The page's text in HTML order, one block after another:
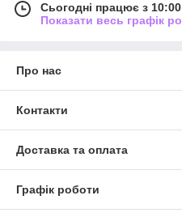
Сьогодні працює з
Показати весь графік
Про нас
Контакти
Доставка та оплата
Графік роботи